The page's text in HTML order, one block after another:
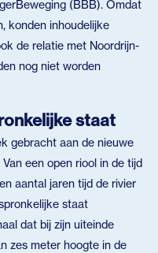
(BBB). Omdat
konden inhoudelijke
de relatie met Noordrijn-
nog niet worden
staat
gebracht aan de nieuwe
een open riool in de tijd
aantal jaren tijd de rivier
staat
dat bij zijn uiteinde
zes meter hoogte in de